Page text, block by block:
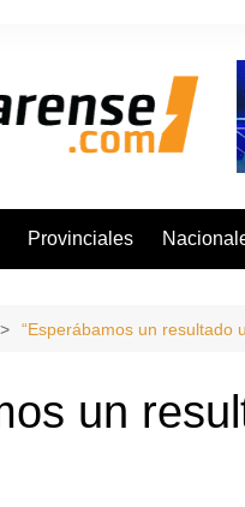
Provinciales
“Esperábamos un resultado
un